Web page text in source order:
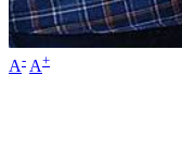
A- A+